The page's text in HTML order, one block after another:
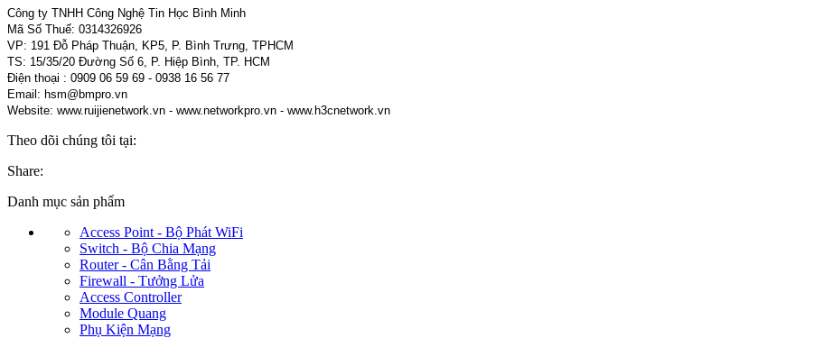
Công ty TNHH Công Nghệ Tin Học Bình Minh
Mã Số Thuế: 0314326926
VP: 191 Đỗ Pháp Thuận, KP5, P. Bình Trưng, TPHCM
TS: 15/35/20 Đường Số 6, P. Hiệp Bình, TP. HCM
Điện thoại : 0909 06 59 69 - 0938 16 56 77
Email: hsm@bmpro.vn
Website: www.ruijienetwork.vn - www.networkpro.vn - www.h3cnetwork.vn
Theo dõi chúng tôi tại:
Share:
Danh mục sản phẩm
Access Point - Bộ Phát WiFi
Switch - Bộ Chia Mạng
Router - Cân Bằng Tải
Firewall - Tưởng Lửa
Access Controller
Module Quang
Phụ Kiện Mạng